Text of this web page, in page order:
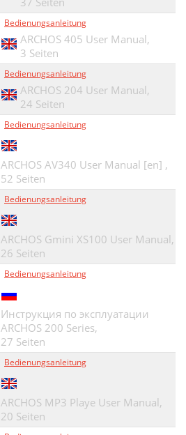
Bedienungsanleitung
ARCHOS 405 User Manual,
3 Seiten
Bedienungsanleitung
ARCHOS 204 User Manual,
24 Seiten
Bedienungsanleitung
ARCHOS AV340 User Manual [en] ,
52 Seiten
Bedienungsanleitung
ARCHOS Gmini XS100 User Manual,
26 Seiten
Bedienungsanleitung
Инструкция по эксплуатации
ARCHOS 200 Series,
27 Seiten
Bedienungsanleitung
ARCHOS MP3 Playe User Manual,
20 Seiten